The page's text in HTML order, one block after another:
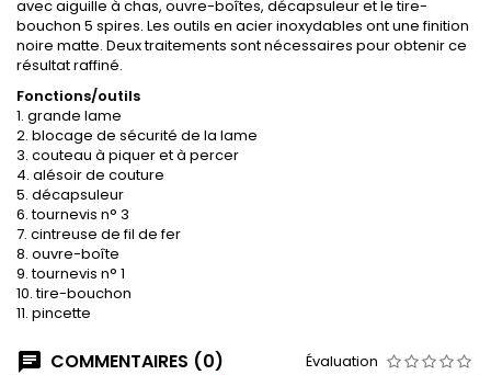
avec aiguille à chas, ouvre-boîtes, décapsuleur et le tire-
bouchon 5 spires. Les outils en acier inoxydables ont une finition
noire matte. Deux traitements sont nécessaires pour obtenir ce
résultat raffiné.
Fonctions/outils
1. grande lame
2. blocage de sécurité de la lame
3. couteau à piquer et à percer
4. alésoir de couture
5. décapsuleur
6. tournevis n° 3
7. cintreuse de fil de fer
8. ouvre-boîte
9. tournevis n° 1
10. tire-bouchon
11. pincette
COMMENTAIRES (0) Évaluation